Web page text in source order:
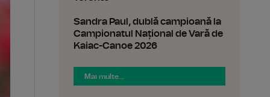
Sandra Paul, dublă campioană la
Campionatul Național de Vară de
Kaiac-Canoe 2026
Mai multe...